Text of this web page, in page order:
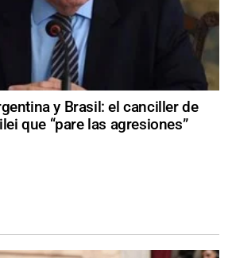
y Brasil: el canciller de
que “pare las agresiones”